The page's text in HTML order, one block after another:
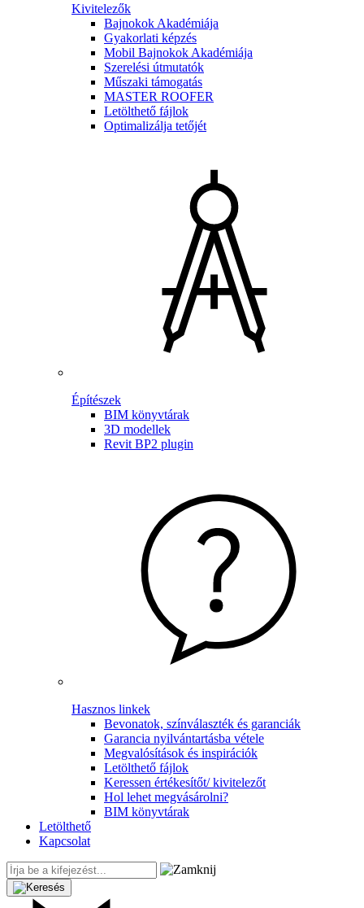
Kivitelezők
Bajnokok Akadémiája
Gyakorlati képzés
Mobil Bajnokok Akadémiája
Szerelési útmutatók
Műszaki támogatás
MASTER ROOFER
Letölthető fájlok
Optimalizálja tetőjét
Építészek
BIM könyvtárak
3D modellek
Revit BP2 plugin
Hasznos linkek
Bevonatok, színválaszték és garanciák
Garancia nyilvántartásba vétele
Megvalósítások és inspirációk
Letölthető fájlok
Keressen értékesítőt/ kivitelezőt
Hol lehet megvásárolni?
BIM könyvtárak
Letölthető
Kapcsolat